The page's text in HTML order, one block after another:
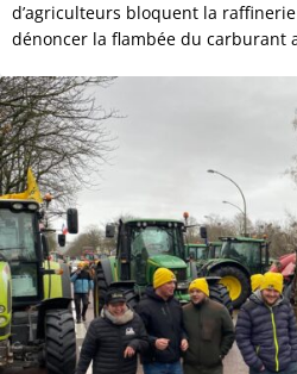
d’agriculteurs bloquent la
dénoncer la flambée du carburant